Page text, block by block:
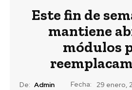
Este fin de
mantiene
módulos
De: Admin Fecha: 29 enero,